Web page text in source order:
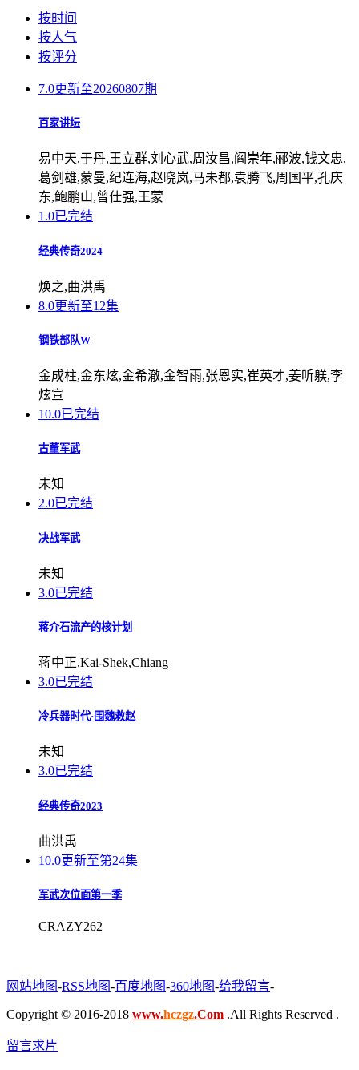
按时间
按人气
按评分
7.0更新至20260807期
百家讲坛
易中天,于丹,王立群,刘心武,周汝昌,阎崇年,郦波,钱文忠,
葛剑雄,蒙曼,纪连海,赵晓岚,马未都,袁腾飞,周国平,孔庆
东,鲍鹏山,曾仕强,王蒙
1.0已完结
经典传奇2024
焕之,曲洪禹
8.0更新至12集
钢铁部队W
金成柱,金东炫,金希澈,金智雨,张恩实,崔英才,姜听躾,李
炫宣
10.0已完结
古董军武
未知
2.0已完结
决战军武
未知
3.0已完结
蒋介石流产的核计划
蒋中正,Kai-Shek,Chiang
3.0已完结
冷兵器时代·围魏救赵
未知
3.0已完结
经典传奇2023
曲洪禹
10.0更新至第24集
军武次位面第一季
CRAZY262
网站地图-RSS地图-百度地图-360地图-给我留言-
Copyright © 2016-2018 www.hczgz.Com .All Rights Reserved .
留言求片